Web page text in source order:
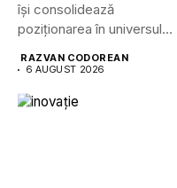
își consolidează
poziționarea în universul
RAZVAN CODOREAN
6 AUGUST 2026